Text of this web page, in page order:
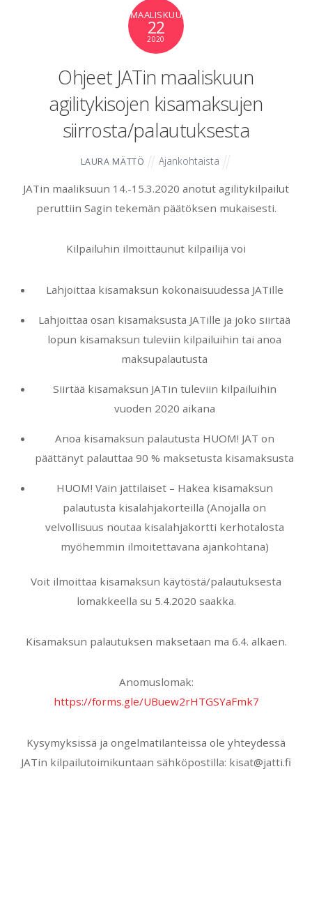
MAALISKUU
22
2020
Ohjeet JATin maaliskuun
agilitykisojen kisamaksujen
siirrosta/palautuksesta
LAURA MÄTTÖ Ajankohtaista
JATin maaliksuun 14.-15.3.2020 anotut agilitykilpailut
peruttiin Sagin tekemän päätöksen mukaisesti.
Kilpailuhin ilmoittaunut kilpailija voi
Lahjoittaa kisamaksun kokonaisuudessa JATille
Lahjoittaa osan kisamaksusta JATille ja joko siirtää
lopun kisamaksun tuleviin kilpailuihin tai anoa
maksupalautusta
Siirtää kisamaksun JATin tuleviin kilpailuihin
vuoden 2020 aikana
Anoa kisamaksun palautusta HUOM! JAT on
päättänyt palauttaa 90 % maksetusta kisamaksusta
HUOM! Vain jattilaiset – Hakea kisamaksun
palautusta kisalahjakorteilla (Anojalla on
velvollisuus noutaa kisalahjakortti kerhotalosta
myöhemmin ilmoitettavana ajankohtana)
Voit ilmoittaa kisamaksun käytöstä/palautuksesta
lomakkeella su 5.4.2020 saakka.
Kisamaksun palautuksen maksetaan ma 6.4. alkaen.
Anomuslomak:
https://forms.gle/UBuew2rHTGSYaFmk7
Kysymyksissä ja ongelmatilanteissa ole yhteydessä
JATin kilpailutoimikuntaan sähköpostilla: kisat@jatti.fi